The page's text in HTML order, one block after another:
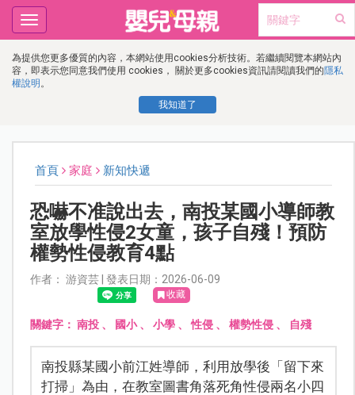
為提供您更多優質的內容，本網站使用cookies分析技術。若繼續閱覽本網站內
容，即表示您同意我們使用 cookies， 關於更多cookies資訊請閱讀我們的隱私
權說明 。
我知道了
Toggle
navigation
首頁 家庭 新知快遞
恐嚇不准說出去，南投某國小導師教
室放學性侵2女童，孩子自殘！預防
權勢性侵教育4點
作者： 游資芸 | 發表日期：2026-06-09
收藏
關鍵字： 南投、 國小、 小學、性侵、 權勢性侵、 自殘
南投縣某國小前江姓導師，利用放學後「留下來
打掃」為由，在教室圖書角落死角性侵兩名小四